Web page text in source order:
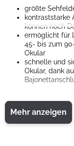
größte
kontraststarke
können noch
ermöglicht für
45- bis zum
Okular
schnelle und
Okular, dank
Produktbeschreibung:
An allen Leica APO-
Mehr anzeigen